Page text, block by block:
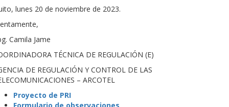
lunes 20 de noviembre de 2023.
Camila Jame
TÉCNICA DE REGULACIÓN (E)
DE REGULACIÓN Y CONTROL DE LAS
– ARCOTEL
Proyecto de PRI